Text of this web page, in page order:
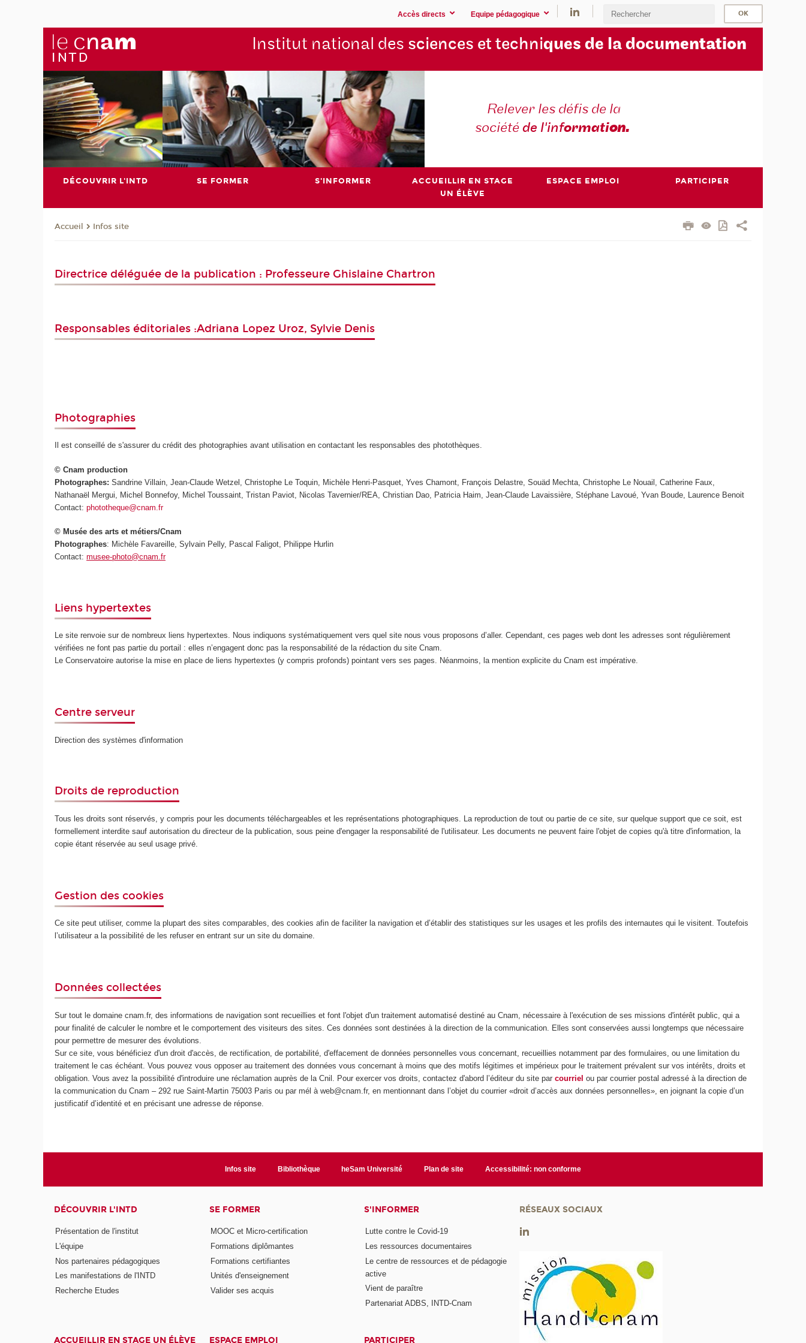
Accès directs Equipe pédagogique
Institut national des sciences et techniques de la documentation
Relever les défis de la
sociétéde l'information.
DÉCOUVRIR L'INTD SE FORMER S'INFORMER
ACCUEILLIR EN STAGE
UN ÉLÈVE
ESPACE EMPLOI PARTICIPER
Accueil Infos site
Directrice déléguée de la publication : Professeure Ghislaine Chartron
Responsables éditoriales :Adriana Lopez Uroz, Sylvie Denis
Photographies
Il est conseillé de s'assurer du crédit des photographies avant utilisation en contactant les responsables des photothèques.
© Cnam production
Photographes: Sandrine Villain, Jean-Claude Wetzel, Christophe Le Toquin, Michèle Henri-Pasquet, Yves Chamont, François Delastre, Souäd Mechta, Christophe Le Nouail, Catherine Faux,
Nathanaël Mergui, Michel Bonnefoy, Michel Toussaint, Tristan Paviot, Nicolas Tavernier/REA, Christian Dao, Patricia Haim, Jean-Claude Lavaissière, Stéphane Lavoué, Yvan Boude, Laurence Benoit
Contact:phototheque@cnam.fr
© Musée des arts et métiers/Cnam
Photographes: Michèle Favareille, Sylvain Pelly, Pascal Faligot, Philippe Hurlin
Contact:musee-photo@cnam.fr
Liens hypertextes
Le site renvoie sur de nombreux liens hypertextes. Nous indiquons systématiquement vers quel site nous vous proposons d’aller. Cependant, ces pages web dont les adresses sont régulièrement
vérifiées ne font pas partie du portail : elles n’engagent donc pas la responsabilité de la rédaction du site Cnam.
Le Conservatoire autorise la mise en place de liens hypertextes (y compris profonds) pointant vers ses pages. Néanmoins, la mention explicite du Cnam est impérative.
Centre serveur
Direction des systèmes d'information
Droits de reproduction
Tous les droits sont réservés, y compris pour les documents téléchargeables et les représentations photographiques. La reproduction de tout ou partie de ce site, sur quelque support que ce soit, est
formellement interdite sauf autorisation du directeur de la publication, sous peine d'engager la responsabilité de l'utilisateur. Les documents ne peuvent faire l'objet de copies qu'à titre d'information, la
copie étant réservée au seul usage privé.
Gestion des cookies
Ce site peut utiliser, comme la plupart des sites comparables, des cookies afin de faciliter la navigation et d’établir des statistiques sur les usages et les profils des internautes qui le visitent. Toutefois
l’utilisateur a la possibilité de les refuser en entrant sur un site du domaine.
Données collectées
Sur tout le domaine cnam.fr, des informations de navigation sont recueillies et font l'objet d'un traitement automatisé destiné au Cnam, nécessaire à l'exécution de ses missions d'intérêt public, qui a
pour finalité de calculer le nombre et le comportement des visiteurs des sites. Ces données sont destinées à la direction de la communication. Elles sont conservées aussi longtemps que nécessaire
pour permettre de mesurer des évolutions.
Sur ce site, vous bénéficiez d'un droit d'accès, de rectification, de portabilité, d'effacement de données personnelles vous concernant, recueillies notamment par des formulaires, ou une limitation du
traitement le cas échéant. Vous pouvez vous opposer au traitement des données vous concernant à moins que des motifs légitimes et impérieux pour le traitement prévalent sur vos intérêts, droits et
obligation. Vous avez la possibilité d'introduire une réclamation auprès de la Cnil. Pour exercer vos droits, contactez d'abord l’éditeur du site parcourriel ou par courrier postal adressé à la direction de
la communication du Cnam – 292 rue Saint-Martin 75003 Paris ou par mél à web@cnam.fr, en mentionnant dans l’objet du courrier «droit d’accès aux données personnelles», en joignant la copie d’un
justificatif d’identité et en précisant une adresse de réponse.
Infos site Bibliothèque heSam Université Plan de site Accessibilité: non conforme
DÉCOUVRIR L'INTD
Présentation de l'institut
L'équipe
Nos partenaires pédagogiques
Les manifestations de l'INTD
Recherche Etudes
SE FORMER
MOOC et Micro-certification
Formations diplômantes
Formations certifiantes
Unités d'enseignement
Valider ses acquis
S'INFORMER
Lutte contre le Covid-19
Les ressources documentaires
Le centre de ressources et de pédagogie
active
Vient de paraître
Partenariat ADBS, INTD-Cnam
ACCUEILLIR EN STAGE UN ÉLÈVE ESPACE EMPLOI PARTICIPER
RÉSEAUX SOCIAUX